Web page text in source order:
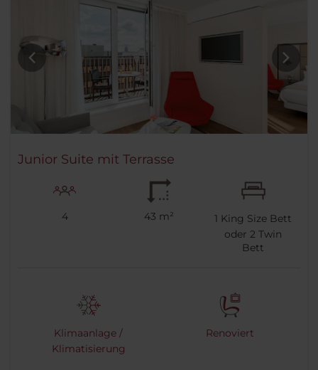
Junior Suite mit Terrasse
4 43 m² 1 King Size Bett
oder2 Twin
Bett
Klimaanlage /
Klimatisierung
Renoviert